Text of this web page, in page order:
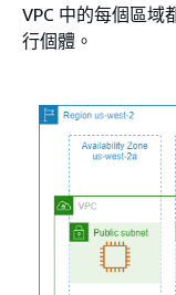
VPC 中的每個區域
行個體。